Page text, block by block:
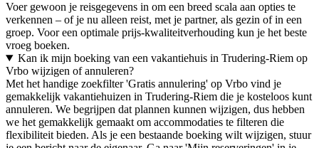
Voer gewoon je reisgegevens in om een breed scala aan opties te
verkennen – of je nu alleen reist, met je partner, als gezin of in een
groep. Voor een optimale prijs-kwaliteitverhouding kun je het beste
vroeg boeken.
Kan ik mijn boeking van een vakantiehuis in Trudering-Riem op
Vrbo wijzigen of annuleren?
Met het handige zoekfilter 'Gratis annulering' op Vrbo vind je
gemakkelijk vakantiehuizen in Trudering-Riem die je kosteloos kunt
annuleren. We begrijpen dat plannen kunnen wijzigen, dus hebben
we het gemakkelijk gemaakt om accommodaties te filteren die
flexibiliteit bieden. Als je een bestaande boeking wilt wijzigen, stuur